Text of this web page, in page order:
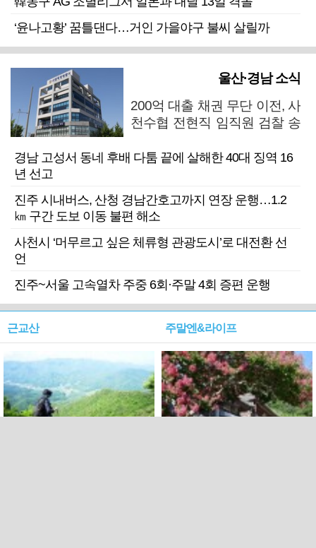
‘윤나고황’ 꿈틀댄다…거인 가을야구 불씨 살릴까
울산·경남 소식
200억 대출 채권 무단 이전, 사
천수협 전현직 임직원 검찰 송
경남 고성서 동네 후배 다툼 끝에 살해한 40대 징역 16
년 선고
진주 시내버스, 산청 경남간호고까지 연장 운행…1.2
㎞ 구간 도보 이동 불편 해소
사천시 ‘머무르고 싶은 체류형 관광도시’로 대전환 선
언
진주~서울 고속열차 주중 6회·주말 4회 증편 운행
근교산 주말엔&라이프